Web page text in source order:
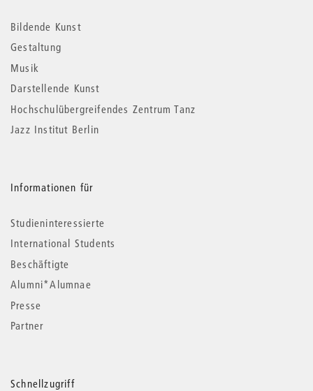
Informationen
Bildende Kunst
Gestaltung
Musik
Darstellende Kunst
Hochschulübergreifendes Zentrum Tanz
Jazz Institut Berlin
Informationen für
Studieninteressierte
International Students
Beschäftigte
Alumni*Alumnae
Presse
Partner
Schnellzugriff